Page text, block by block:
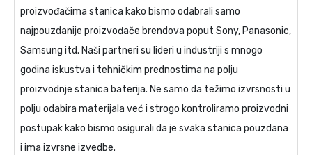
proizvođačima stanica kako bismo odabrali samo
najpouzdanije proizvođače brendova poput Sony, Panasonic,
Samsung itd. Naši partneri su lideri u industriji s mnogo
godina iskustva i tehničkim prednostima na polju
proizvodnje stanica baterija. Ne samo da težimo izvrsnosti u
polju odabira materijala već i strogo kontroliramo proizvodni
postupak kako bismo osigurali da je svaka stanica pouzdana
i ima izvrsne izvedbe.